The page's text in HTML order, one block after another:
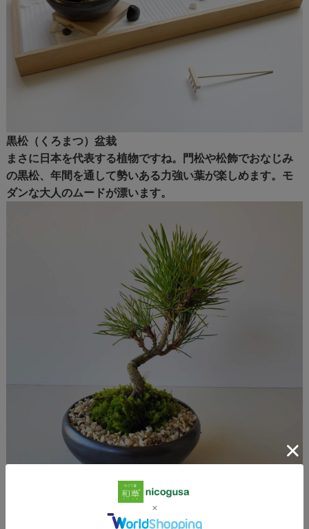
黒松（くろまつ）盆栽
まさに日本を代表する植物ですね。門松や松飾でおなじみ
の黒松、年間を通して勢いある力強い葉が楽しめます。モ
ダンな大人のムードが漂います。